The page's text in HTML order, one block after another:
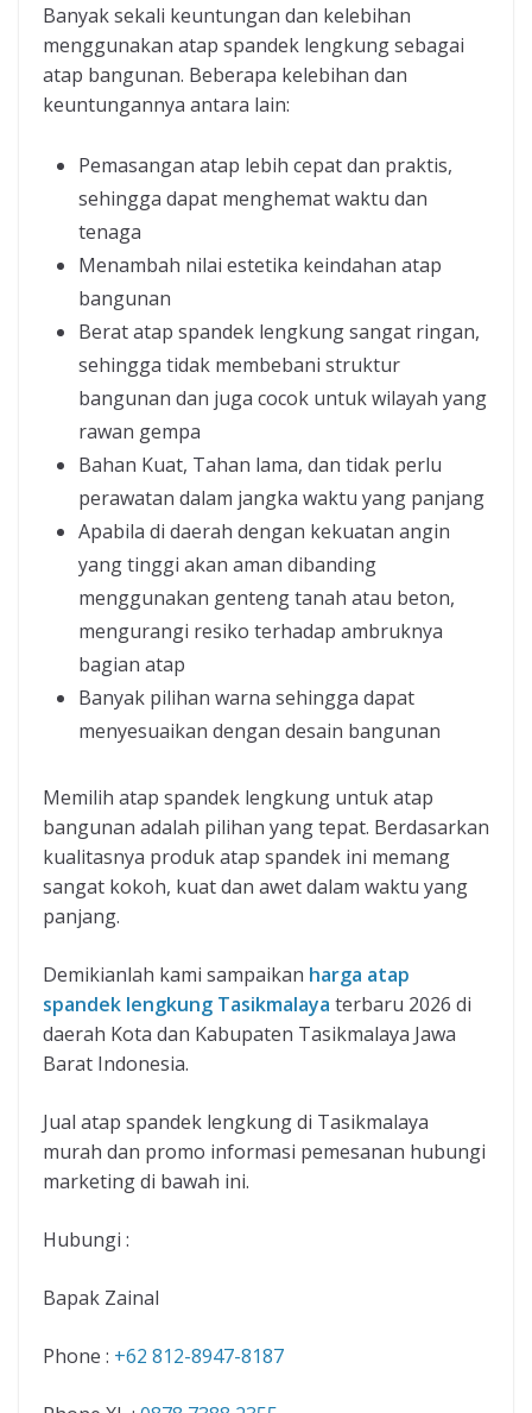
Banyak sekali keuntungan dan kelebihan
menggunakan atap spandek lengkung sebagai
atap bangunan. Beberapa kelebihan dan
keuntungannya antara lain:
Pemasangan atap lebih cepat dan praktis,
sehingga dapat menghemat waktu dan
tenaga
Menambah nilai estetika keindahan atap
bangunan
Berat atap spandek lengkung sangat ringan,
sehingga tidak membebani struktur
bangunan dan juga cocok untuk wilayah yang
rawan gempa
Bahan Kuat, Tahan lama, dan tidak perlu
perawatan dalam jangka waktu yang panjang
Apabila di daerah dengan kekuatan angin
yang tinggi akan aman dibanding
menggunakan genteng tanah atau beton,
mengurangi resiko terhadap ambruknya
bagian atap
Banyak pilihan warna sehingga dapat
menyesuaikan dengan desain bangunan
Memilih atap spandek lengkung untuk atap
bangunan adalah pilihan yang tepat. Berdasarkan
kualitasnya produk atap spandek ini memang
sangat kokoh, kuat dan awet dalam waktu yang
panjang.
Demikianlah kami sampaikan harga atap
spandek lengkung Tasikmalaya terbaru 2026 di
daerah Kota dan Kabupaten Tasikmalaya Jawa
Barat Indonesia.
Jual atap spandek lengkung di Tasikmalaya
murah dan promo informasi pemesanan hubungi
marketing di bawah ini.
Hubungi :
Bapak Zainal
Phone : +62 812-8947-8187